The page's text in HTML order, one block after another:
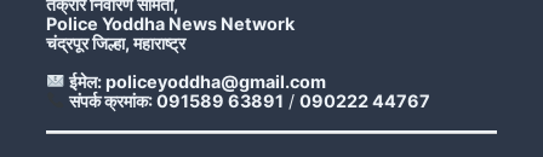
Police Yoddha News Network
चंद्रपूर जिल्हा, महाराष्ट्र
ईमेल: policeyoddha@gmail.com
संपर्क क्रमांक: 091589 63891 / 090222 44767